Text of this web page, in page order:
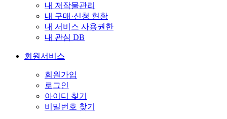
내 저작물관리
내 구매·신청 현황
내 서비스 사용권한
내 관심 DB
회원서비스
회원가입
로그인
아이디 찾기
비밀번호 찾기